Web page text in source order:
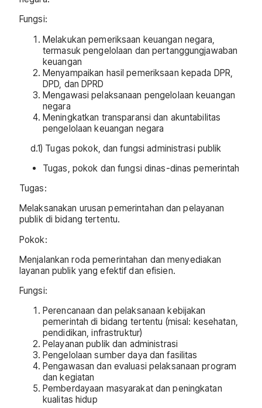
Fungsi:
Melakukan pemeriksaan keuangan negara,
termasuk pengelolaan dan pertanggungjawaban
keuangan
Menyampaikan hasil pemeriksaan kepada DPR,
DPD, dan DPRD
Mengawasi pelaksanaan pengelolaan keuangan
negara
Meningkatkan transparansi dan akuntabilitas
pengelolaan keuangan negara
d.1) Tugas pokok, dan fungsi administrasi publik
Tugas, pokok dan fungsi dinas-dinas pemerintah
Tugas:
Melaksanakan urusan pemerintahan dan pelayanan
publik di bidang tertentu.
Pokok:
Menjalankan roda pemerintahan dan menyediakan
layanan publik yang efektif dan efisien.
Fungsi:
Perencanaan dan pelaksanaan kebijakan
pemerintah di bidang tertentu (misal: kesehatan,
pendidikan, infrastruktur)
Pelayanan publik dan administrasi
Pengelolaan sumber daya dan fasilitas
Pengawasan dan evaluasi pelaksanaan program
dan kegiatan
Pemberdayaan masyarakat dan peningkatan
kualitas hidup